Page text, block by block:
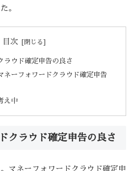
。
目次
ラウド確定申告の良さ
ネーフォワードクラウド確定申告
え中
クラウド確定申告の良さ
マネーフォワードクラウド確定申